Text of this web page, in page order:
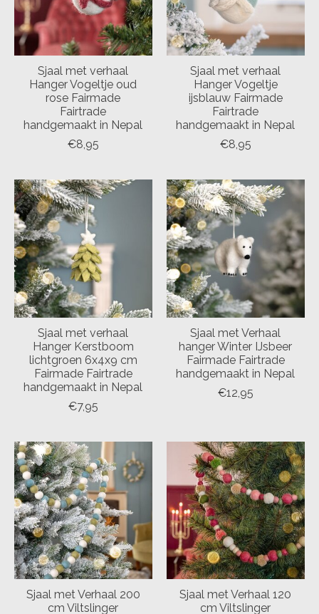
Sjaal met verhaal
Hanger Vogeltje oud
rose Fairmade
Fairtrade
handgemaakt in Nepal
€8,95
Sjaal met verhaal
Hanger Vogeltje
ijsblauw Fairmade
Fairtrade
handgemaakt in Nepal
€8,95
Sjaal met verhaal
Hanger Kerstboom
lichtgroen 6x4x9 cm
Fairmade Fairtrade
handgemaakt in Nepal
€7,95
Sjaal met Verhaal
hanger Winter IJsbeer
Fairmade Fairtrade
handgemaakt in Nepal
€12,95
Sjaal met Verhaal 200
cm Viltslinger
Sjaal met Verhaal 120
cm Viltslinger